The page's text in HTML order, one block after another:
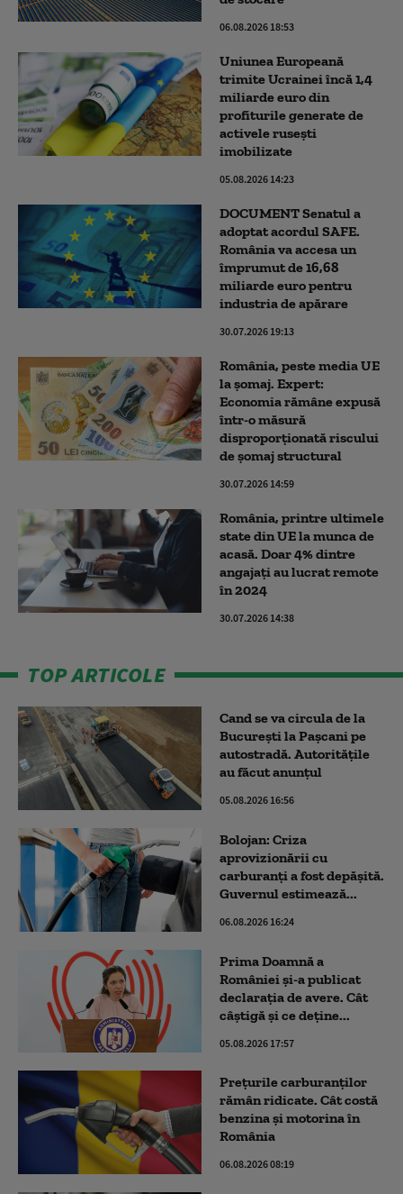
06.08.2026 18:53
Uniunea Europeană
trimite Ucrainei încă 1,4
miliarde euro din
profiturile generate de
activele rusești
imobilizate
05.08.2026 14:23
DOCUMENT Senatul a
adoptat acordul SAFE.
România va accesa un
împrumut de 16,68
miliarde euro pentru
industria de apărare
30.07.2026 19:13
România, peste media UE
la șomaj. Expert:
Economia rămâne expusă
într-o măsură
disproporţionată riscului
de şomaj structural
30.07.2026 14:59
România, printre ultimele
state din UE la munca de
acasă. Doar 4% dintre
angajați au lucrat remote
în 2024
30.07.2026 14:38
TOP ARTICOLE
Cand se va circula de la
București la Pașcani pe
autostradă. Autoritățile
au făcut anunțul
05.08.2026 16:56
Bolojan: Criza
aprovizionării cu
carburanți a fost depășită.
Guvernul estimează...
06.08.2026 16:24
Prima Doamnă a
României și-a publicat
declarația de avere. Cât
câștigă și ce deține...
05.08.2026 17:57
Prețurile carburanților
rămân ridicate. Cât costă
benzina și motorina în
România
06.08.2026 08:19